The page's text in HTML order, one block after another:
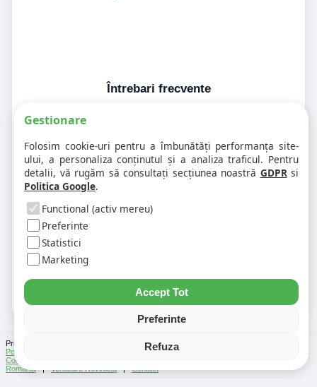
Întrebari frecvente
funcție de numar?
2. Pot exista mai multe coduri postale
pe aceeasi strada?
3. Cum gasesc rapid codul postal
pentru alta strada sau alt oras?
Prin folosirea Chat-ului Privabon, intelegem ca esti de acord cu
Politica de confidentialitate
TestelefacuteCe urmeaza
Cod Postal
România|Verificare Rovinieta|Contact
Gestionare
Folosim cookie-uri pentru a îmbunătăți performanța site-
ului, a personaliza conținutul și a analiza traficul. Pentru
detalii, vă rugăm să consultați secțiunea noastră GDPRsi
Politica Google.
Functional (activ mereu)
Preferinte
Statistici
Marketing
Accept Tot
Preferinte
Refuza